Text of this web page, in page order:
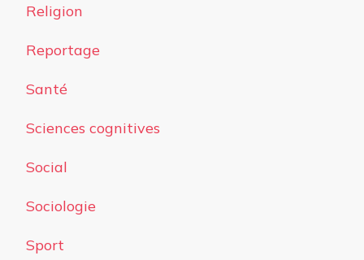
Religion
Reportage
Santé
Sciences cognitives
Social
Sociologie
Sport